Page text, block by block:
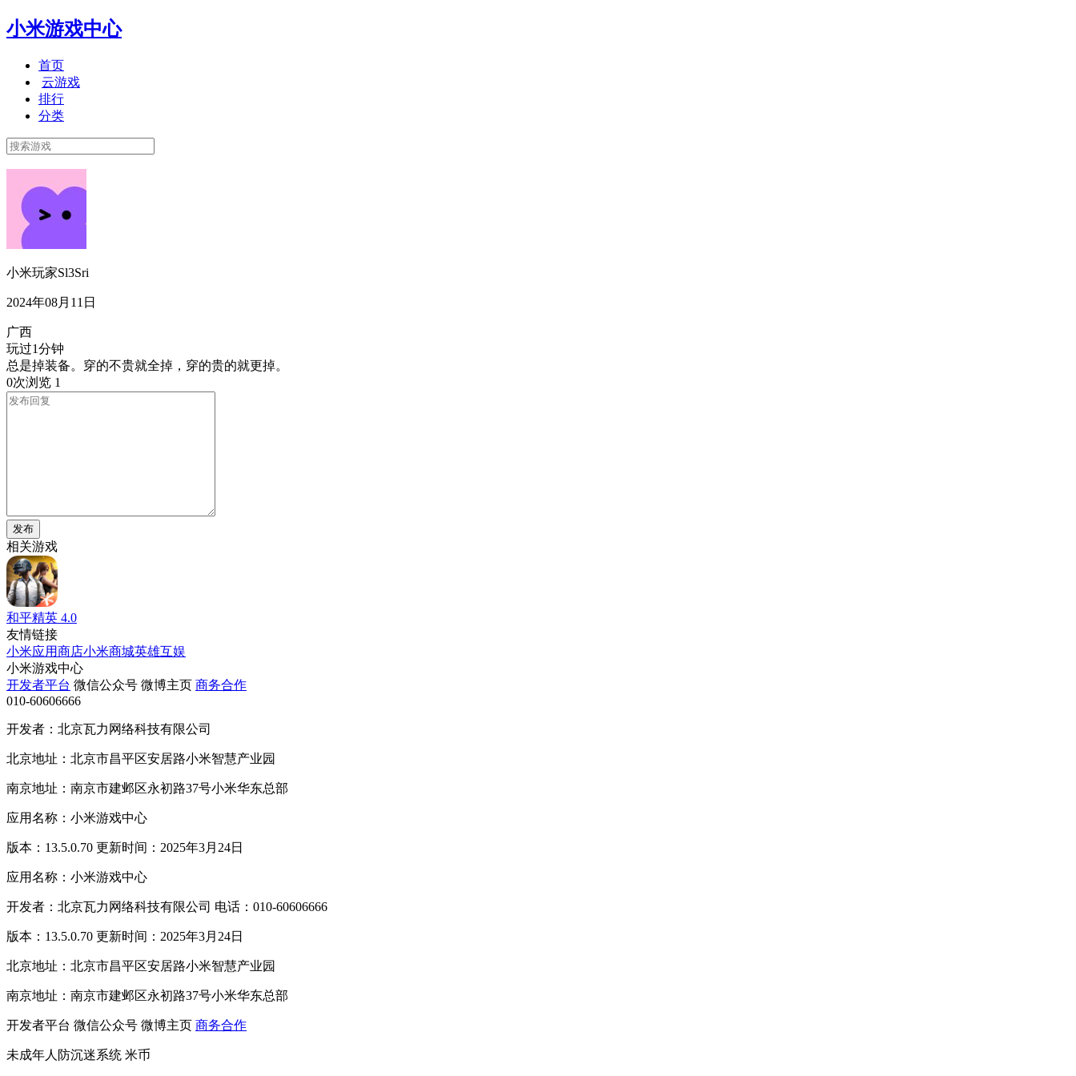
小米游戏中心
首页
云游戏
排行
分类
小米玩家Sl3Sri
2024年08月11日
广西
玩过1分钟
总是掉装备。穿的不贵就全掉，穿的贵的就更掉。
0次浏览 1
发布
相关游戏
和平精英 4.0
友情链接
小米应用商店小米商城英雄互娱
小米游戏中心
开发者平台 微信公众号 微博主页 商务合作
010-60606666
开发者：北京瓦力网络科技有限公司
北京地址：北京市昌平区安居路小米智慧产业园
南京地址：南京市建邺区永初路37号小米华东总部
应用名称：小米游戏中心
版本：13.5.0.70 更新时间：2025年3月24日
应用名称：小米游戏中心
开发者：北京瓦力网络科技有限公司 电话：010-60606666
版本：13.5.0.70 更新时间：2025年3月24日
北京地址：北京市昌平区安居路小米智慧产业园
南京地址：南京市建邺区永初路37号小米华东总部
开发者平台 微信公众号 微博主页 商务合作
未成年人防沉迷系统 米币